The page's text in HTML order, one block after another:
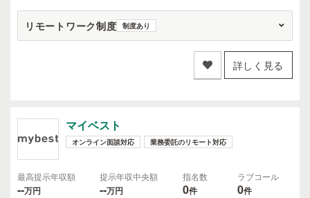
リモートワーク制度 制度あり
詳しく見る
マイベスト
オンライン面談対応 業務委託のリモート対応
最高提示年収額
--万円
提示年収中央額
--万円
指名数
0件
ラブコール
0件